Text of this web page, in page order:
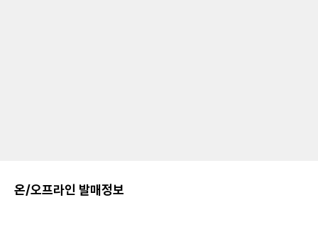
온/오프라인 발매정보